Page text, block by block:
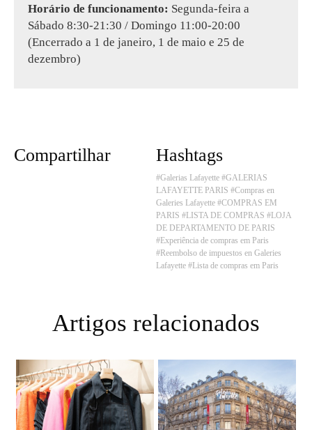
Horário de funcionamento: Segunda-feira a
Sábado 8:30-21:30 / Domingo 11:00-20:00
(Encerrado a 1 de janeiro, 1 de maio e 25 de
dezembro)
Compartilhar Hashtags
#Galerias Lafayette #GALERIAS
LAFAYETTE PARIS #Compras en
Galeries Lafayette #COMPRAS EM
PARIS #LISTA DE COMPRAS #LOJA
DE DEPARTAMENTO DE PARIS
#Experiência de compras em Paris
#Reembolso de impuestos en Galeries
Lafayette #Lista de compras em Paris
Artigos relacionados